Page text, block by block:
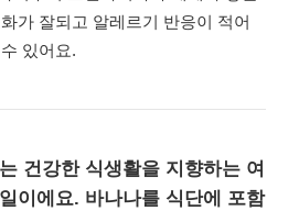
가 잘되고 알레르기 반응이 적어
있어요.
건강한 식생활을 지향하는 여
이에요. 바나나를 식단에 포함